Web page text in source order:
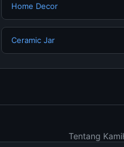
Home Decor
Ceramic Jar
Tentang Kami